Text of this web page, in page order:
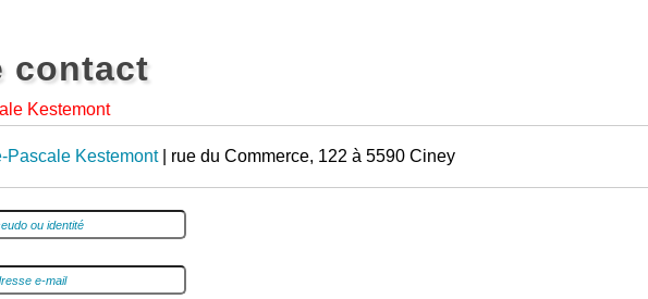
contact
Kestemont
Pascale Kestemont| rue du Commerce, 122 à 5590 Ciney